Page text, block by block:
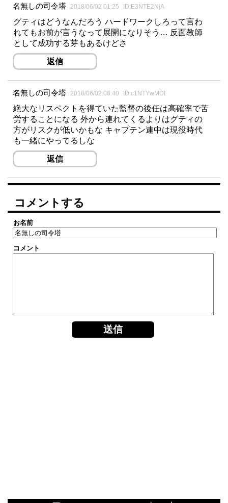
名無しの司令塔 2018/06/02 01:25 ID:E3NTE2NjA
グティはどうなんだろう ハードワークしろって言わ
れてもお前が言うなって展開になりそう… 反面教師
として成功する芽もあるけどさ
返信
名無しの司令塔 2018/06/02 08:40 ID:c1NTYwMDI
絶大なリスペクトを得ていた監督の後任は高確率で苦
労することになる 外から連れてくるよりはグティの
方がリスクが低いかもな キャプテン連中は現役時代
も一緒にやってるしな
返信
コメントする
お名前
コメント